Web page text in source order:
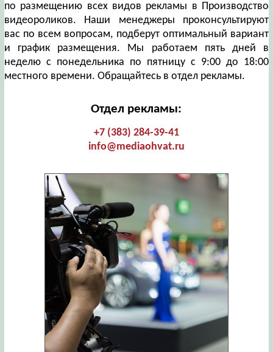
по размещению всех видов рекламы в Производство
видеороликов. Наши менеджеры проконсультируют
вас по всем вопросам, подберут оптимальный вариант
и график размещения. Мы работаем пять дней в
неделю с понедельника по пятницу с 9:00 до 18:00
местного времени. Обращайтесь в отдел рекламы.
Отдел рекламы:
+7 (383) 284-39-41
info@mediaohvat.ru